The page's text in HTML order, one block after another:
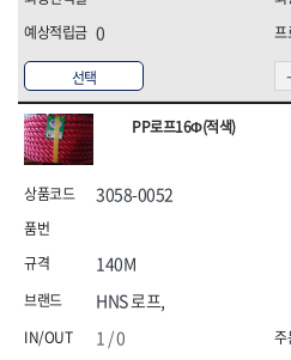
선택
0
PP로프16Φ(적색)
3058-0052
HNS 로프,
140M
1 / 0